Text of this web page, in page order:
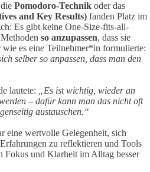
Pomodoro-Technik oder das
and Key Results) fanden Platz im
Es gibt keine One-Size-fits-all-
so anzupassen, dass sie
es eine Teilnehmer*in formulierte:
selber so anpassen, dass man den
lautete:
„Es ist wichtig, wieder an
– dafür kann man das nicht oft
austauschen.“
eine wertvolle Gelegenheit, sich
zu reflektieren und Tools
Fokus und Klarheit im Alltag besser